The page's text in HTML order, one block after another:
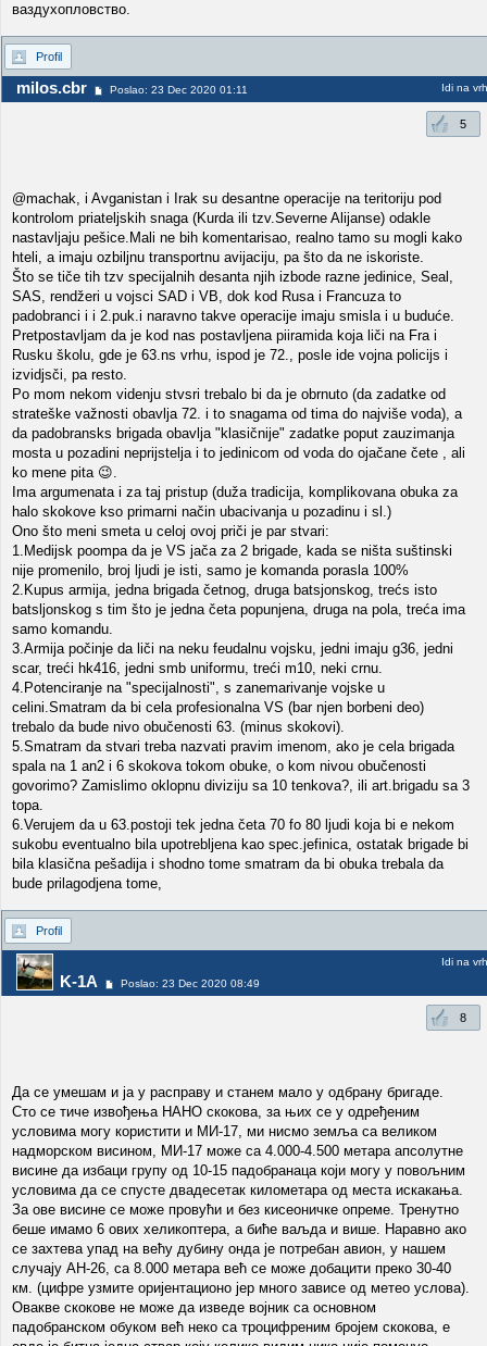
ваздухопловство.
Profil
milos.cbr Poslao: 23 Dec 2020 01:11 Idi na vrh
5
@machak, i Avganistan i Irak su desantne operacije na teritoriju pod
kontrolom priateljskih snaga (Kurda ili tzv.Severne Alijanse) odakle
nastavljaju pešice.Mali ne bih komentarisao, realno tamo su mogli kako
hteli, a imaju ozbiljnu transportnu avijaciju, pa što da ne iskoriste.
Što se tiče tih tzv specijalnih desanta njih izbode razne jedinice, Seal,
SAS, rendžeri u vojsci SAD i VB, dok kod Rusa i Francuza to
padobranci i i 2.puk.i naravno takve operacije imaju smisla i u buduće.
Pretpostavljam da je kod nas postavljena piiramida koja liči na Fra i
Rusku školu, gde je 63.ns vrhu, ispod je 72., posle ide vojna policijs i
izvidjsči, pa resto.
Po mom nekom videnju stvsri trebalo bi da je obrnuto (da zadatke od
strateške važnosti obavlja 72. i to snagama od tima do najviše voda), a
da padobransks brigada obavlja "klasičnije" zadatke poput zauzimanja
mosta u pozadini neprijstelja i to jedinicom od voda do ojačane čete , ali
ko mene pita 😉.
Ima argumenata i za taj pristup (duža tradicija, komplikovana obuka za
halo skokove kso primarni način ubacivanja u pozadinu i sl.)
Ono što meni smeta u celoj ovoj priči je par stvari:
1.Medijsk poompa da je VS jača za 2 brigade, kada se ništa suštinski
nije promenilo, broj ljudi je isti, samo je komanda porasla 100%
2.Kupus armija, jedna brigada četnog, druga batsjonskog, trećs isto
batsljonskog s tim što je jedna četa popunjena, druga na pola, treća ima
samo komandu.
3.Armija počinje da liči na neku feudalnu vojsku, jedni imaju g36, jedni
scar, treći hk416, jedni smb uniformu, treći m10, neki crnu.
4.Potenciranje na "specijalnosti", s zanemarivanje vojske u
celini.Smatram da bi cela profesionalna VS (bar njen borbeni deo)
trebalo da bude nivo obučenosti 63. (minus skokovi).
5.Smatram da stvari treba nazvati pravim imenom, ako je cela brigada
spala na 1 an2 i 6 skokova tokom obuke, o kom nivou obučenosti
govorimo? Zamislimo oklopnu diviziju sa 10 tenkova?, ili art.brigadu sa 3
topa.
6.Verujem da u 63.postoji tek jedna četa 70 fo 80 ljudi koja bi e nekom
sukobu eventualno bila upotrebljena kao spec.jefinica, ostatak brigade bi
bila klasična pešadija i shodno tome smatram da bi obuka trebala da
bude prilagodjena tome,
Profil
K-1A Poslao: 23 Dec 2020 08:49
Idi na vrh
8
Да се умешам и ја у расправу и станем мало у одбрану бригаде.
Сто се тиче извођења HAHO скокова, за њих се у одређеним
условима могу користити и МИ-17, ми нисмо земља са великом
надморском висином, МИ-17 може са 4.000-4.500 метара апсолутне
висине да избаци групу од 10-15 падобранаца који могу у повољним
условима да се спусте двадесетак километара од места искакања.
За ове висине се може провући и без кисеоничке опреме. Тренутно
беше имамо 6 ових хеликоптера, а биће ваљда и више. Наравно ако
се захтева упад на већу дубину онда је потребан авион, у нашем
случају АН-26, са 8.000 метара већ се може добацити преко 30-40
км. (цифре узмите оријентационо јер много зависе од метео услова).
Овакве скокове не може да изведе војник са основном
падобранском обуком већ неко са троцифреним бројем скокова, е